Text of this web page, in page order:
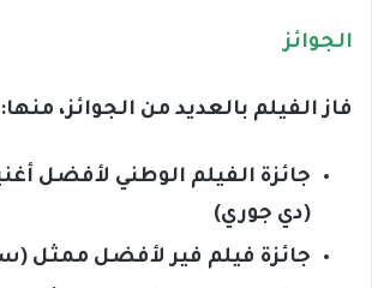
الجوائز
فاز الفيلم بالعديد من الجوائز، منها:
جائزة الفيلم الوطني لأفضل
(دي جوري)
جائزة فيلم فير لأفضل ممثل